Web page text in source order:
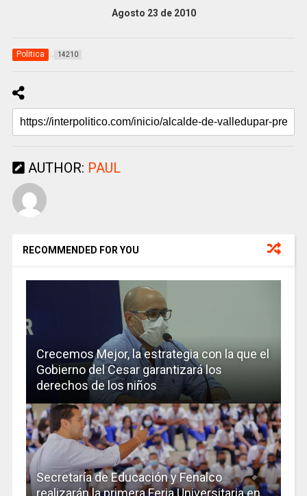
Agosto 23 de 2010
Politica 14210
AUTHOR: PAUL
RECOMMENDED FOR YOU
Crecemos Mejor, la estrategia con la que el
Gobierno del Cesar garantizará los
derechos de los niños
Secretaría de Educación y Fenalco
realizarán la primera Feria Universitaria en